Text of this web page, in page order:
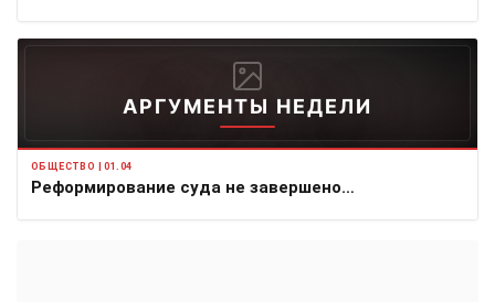
АРГУМЕНТЫ НЕДЕЛИ
ОБЩЕСТВО | 01.04
Реформирование суда не завершено…